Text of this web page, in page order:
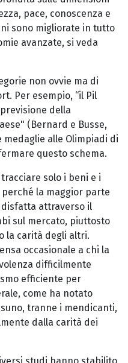
pace, conoscenza e
sono migliorate in tutto
avanzate, si veda
non ovvie ma di
Per esempio, “il Pil
della
(Bernard e Busse,
medaglie alle Olimpiadi di
questo schema.
solo i beni e i
la maggior parte
attraverso il
sul mercato, piuttosto
la carità degli altri.
occasionale a chi la
difficilmente
efficiente per
come ha notato
tranne i mendicanti,
dalla carità dei